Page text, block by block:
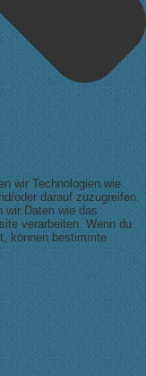
wir Technologien wie
oder darauf zuzugreifen.
wir Daten wie das
verarbeiten. Wenn du
können bestimmte